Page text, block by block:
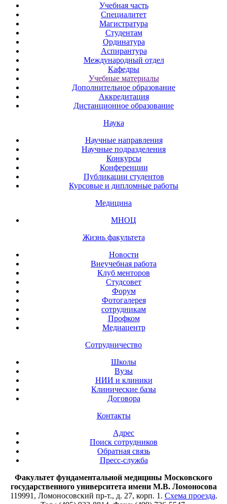
Учебная часть
Специалитет
Магистратура
Студентам
Ординатура
Аспирантура
Международный отдел
Кафедры
Учебные материалы
Дополнительное образование
Аккредитация
Дистанционное образование
Наука
Научные направления
Научные подразделения
Конкурсы
Конференции
Публикации студентов
Курсовые и дипломные работы
Медицина
МНОЦ
Жизнь факультета
Новости
Внеучебная работа
Клуб менторов
Студсовет
Форум
Фотогалерея
сотрудникам
Профком
Медиацентр
Сотрудничество
Школы
Вузы
НИИ и клиники
Клинические базы
Договора
Контакты
Адрес
Поиск сотрудников
Обратная связь
Пресс-служба
Факультет фундаментальной медицины Московского
государственного университета имени М.В. Ломоносова
119991, Ломоносовский пр-т., д. 27, корп. 1. Схема проезда.